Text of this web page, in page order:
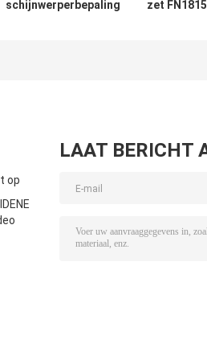
schijnwerperbepaling
zet
op
LAAT BERICHT